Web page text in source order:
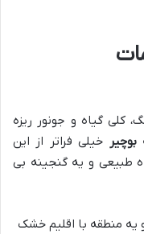
کلی گیاه و جونور ریزه
خیلی فراتر از این
طبیعی و یه گنجینه بی
یه منطقه با اقلیم خشک